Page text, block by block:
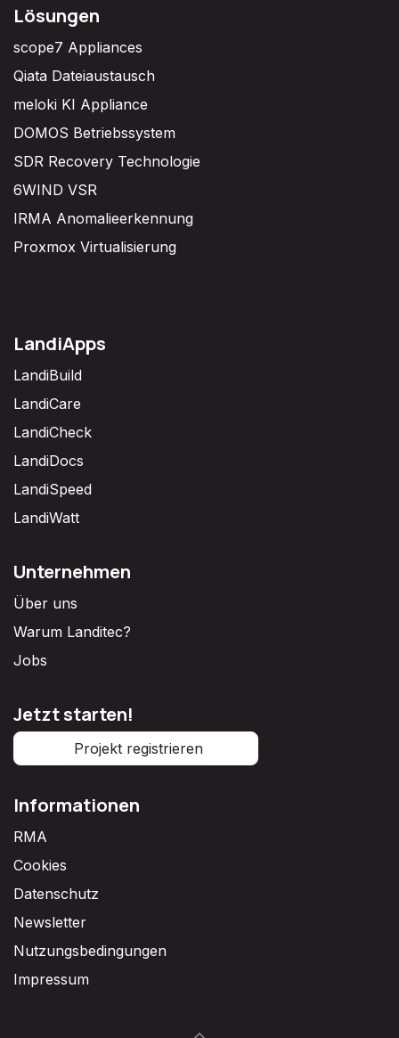
Lösungen
scope7 Appliances
Qiata Dateiaustausch
meloki KI Appliance
DOMOS Betriebssystem
SDR Recovery Technologie
6WIND VSR
IRMA Anomalieerkennung
Proxmox Virtualisierung
LandiApps
LandiBuild
LandiCare
LandiCheck
LandiDocs
LandiSpeed
LandiWatt
Unternehmen
Über uns
Warum Landitec?
Jobs
Jetzt starten!
Projekt registrieren
Informationen
RMA
Cookies
Datenschutz
Newsletter
Nutzungsbedingungen
Impressum